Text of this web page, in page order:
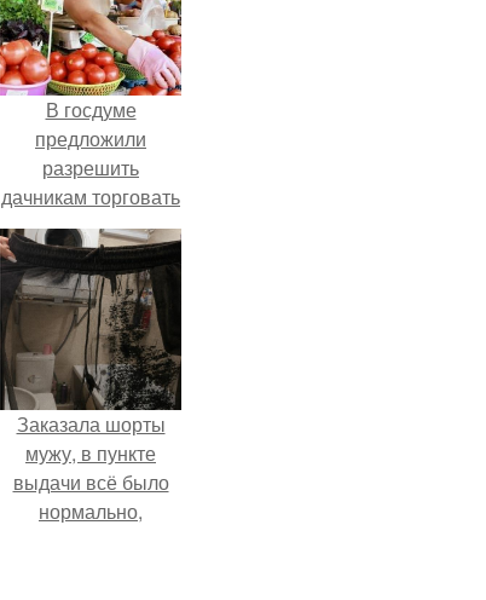
В госдуме
предложили
разрешить
дачникам торговать
своей
сельхозпродукцией
в людных местах.
Заказала шорты
мужу, в пункте
выдачи всё было
нормально,